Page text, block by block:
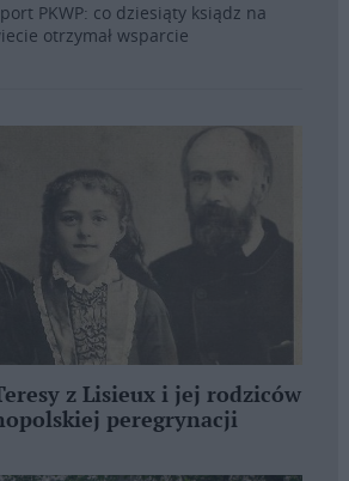
PKWP: co dziesiąty ksiądz na
otrzymał wsparcie
z Lisieux i jej rodziców
peregrynacji